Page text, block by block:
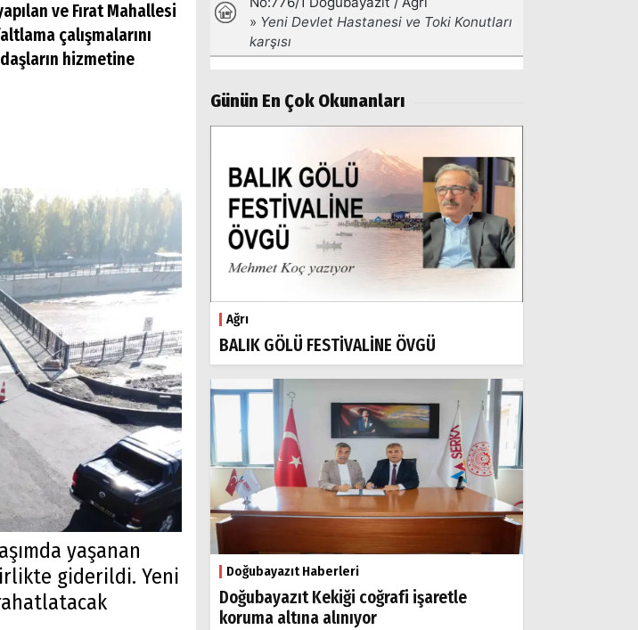
ve Fırat Mahallesi
çalışmalarını
hizmetine
yaşanan
giderildi. Yeni
Günün En Çok Okunanları
Ağrı
BALIK GÖLÜ FESTİVALİNE ÖVGÜ
Doğubayazıt Haberleri
Doğubayazıt Kekiği coğrafi işaretle
koruma altına alınıyor